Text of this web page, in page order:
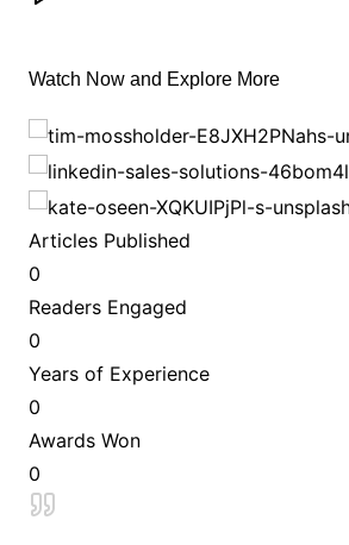
Watch Now and Explore More
Articles Published
0
Readers Engaged
0
Years of Experience
0
Awards Won
0